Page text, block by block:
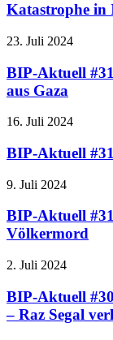
Katastrophe in
23. Juli 2024
BIP-Aktuell
aus Gaza
16. Juli 2024
BIP-Aktuell
9. Juli 2024
BIP-Aktuell
Völkermord
2. Juli 2024
BIP-Aktuell
– Raz Segal